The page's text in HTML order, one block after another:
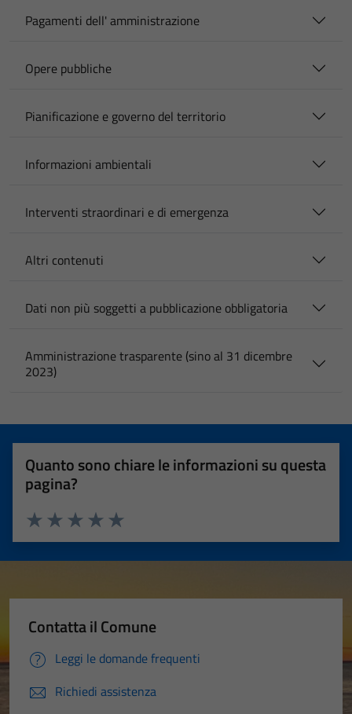
Pagamenti dell' amministrazione
Opere pubbliche
Pianificazione e governo del territorio
Informazioni ambientali
Interventi straordinari e di emergenza
Altri contenuti
Dati non più soggetti a pubblicazione obbligatoria
Amministrazione trasparente (sino al 31 dicembre
2023)
Quanto sono chiare le informazioni su questa
pagina?
Valuta 5 stelle su 5
Valuta 4 stelle su 5
Valuta 3 stelle su 5
Valuta 2 stelle su 5
Valuta 1 stelle su 5
Contatta il Comune
Leggi le domande frequenti
Richiedi assistenza